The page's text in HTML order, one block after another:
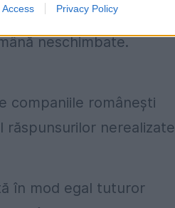
Access Privacy Policy
străine în România, în
neschimbate.
companiile românești
răspunsurilor nerealizate
în mod egal tuturor